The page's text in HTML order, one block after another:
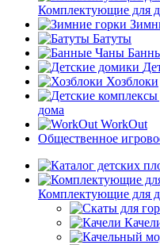
Комплектующие для
Батуты
Хозблоки
дома
WorkOut
Общественное
Комплектующие для